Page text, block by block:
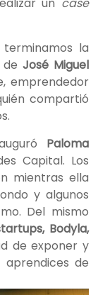
un case
la
José Miguel
emprendedor
compartió
Paloma
Capital. Los
mientras ella
y algunos
Del mismo
Bodyla,
de exponer y
de